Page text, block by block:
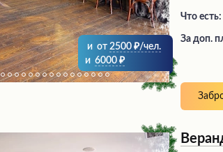
и от 2500
/чел.
и 6000
Что есть:
За доп.